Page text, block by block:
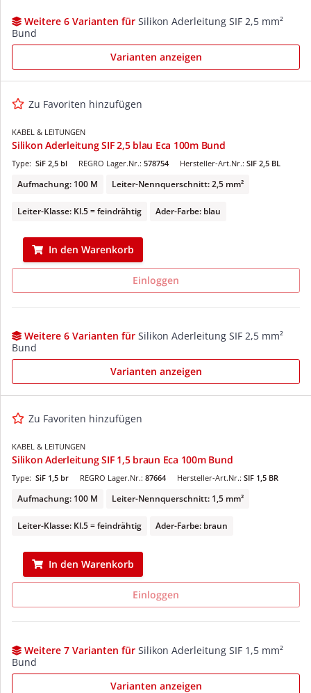
Weitere 6 Varianten für Silikon Aderleitung SIF 2,5 mm²
Bund
Varianten anzeigen
Zu Favoriten hinzufügen
KABEL & LEITUNGEN
Silikon Aderleitung SIF 2,5 blau Eca 100m Bund
REGRO Lager.Nr.: 578754
Type: SiF 2,5 bl Hersteller-Art.Nr.: SIF 2,5 BL
Aufmachung: 100 M Leiter-Nennquerschnitt: 2,5 mm²
Leiter-Klasse: Kl.5 = feindrähtig Ader-Farbe: blau
In den Warenkorb
Einloggen
Weitere 6 Varianten für Silikon Aderleitung SIF 2,5 mm²
Bund
Varianten anzeigen
Zu Favoriten hinzufügen
KABEL & LEITUNGEN
Silikon Aderleitung SIF 1,5 braun Eca 100m Bund
REGRO Lager.Nr.: 87664
Type: SiF 1,5 br Hersteller-Art.Nr.: SIF 1,5 BR
Aufmachung: 100 M Leiter-Nennquerschnitt: 1,5 mm²
Leiter-Klasse: Kl.5 = feindrähtig Ader-Farbe: braun
In den Warenkorb
Einloggen
Weitere 7 Varianten für Silikon Aderleitung SIF 1,5 mm²
Bund
Varianten anzeigen